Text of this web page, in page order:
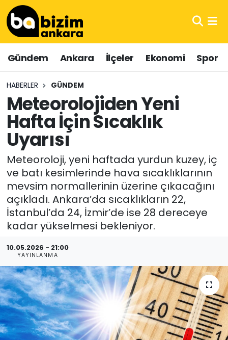
Gündem Ankara İlçeler Ekonomi Spor
HABERLER GÜNDEM
Meteorolojiden Yeni
Hafta İçin Sıcaklık
Uyarısı
Meteoroloji, yeni haftada yurdun kuzey, iç
ve batı kesimlerinde hava sıcaklıklarının
mevsim normallerinin üzerine çıkacağını
açıkladı. Ankara’da sıcaklıkların 22,
İstanbul’da 24, İzmir’de ise 28 dereceye
kadar yükselmesi bekleniyor.
10.05.2026 - 21:00
YAYINLANMA
Hava Durumu
Trafik Durumu
Süper Lig Puan Durumu ve Fikstür
Tüm Manşetler
Son Dakika Haberleri
Haber Arşivi